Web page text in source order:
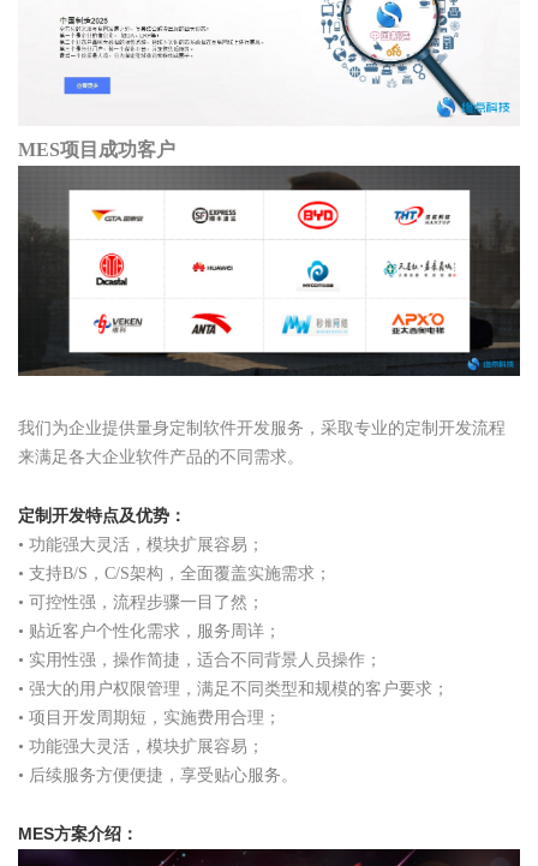
MES项目成功客户
我们为企业提供量身定制软件开发服务，采取专业的定制开发流程
来满足各大企业软件产品的不同需求。
定制开发特点及优势：
• 功能强大灵活，模块扩展容易；
• 支持B/S，C/S架构，全面覆盖实施需求；
• 可控性强，流程步骤一目了然；
• 贴近客户个性化需求，服务周详；
• 实用性强，操作简捷，适合不同背景人员操作；
• 强大的用户权限管理，满足不同类型和规模的客户要求；
• 项目开发周期短，实施费用合理；
• 功能强大灵活，模块扩展容易；
• 后续服务方便便捷，享受贴心服务。
MES方案介绍：